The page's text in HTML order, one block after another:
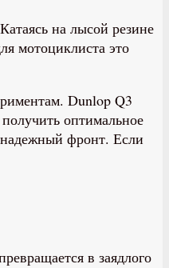
на лысой резине
мотоциклиста это
Dunlop Q3
оптимальное
надежный фронт. Если
в заядлого